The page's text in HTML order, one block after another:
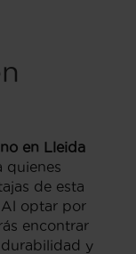
en Lleida
quienes
de esta
Al optar por
encontrar
y